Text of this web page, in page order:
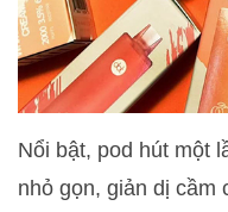
Nổi bật, pod hút một
nhỏ gọn, giản dị cầm